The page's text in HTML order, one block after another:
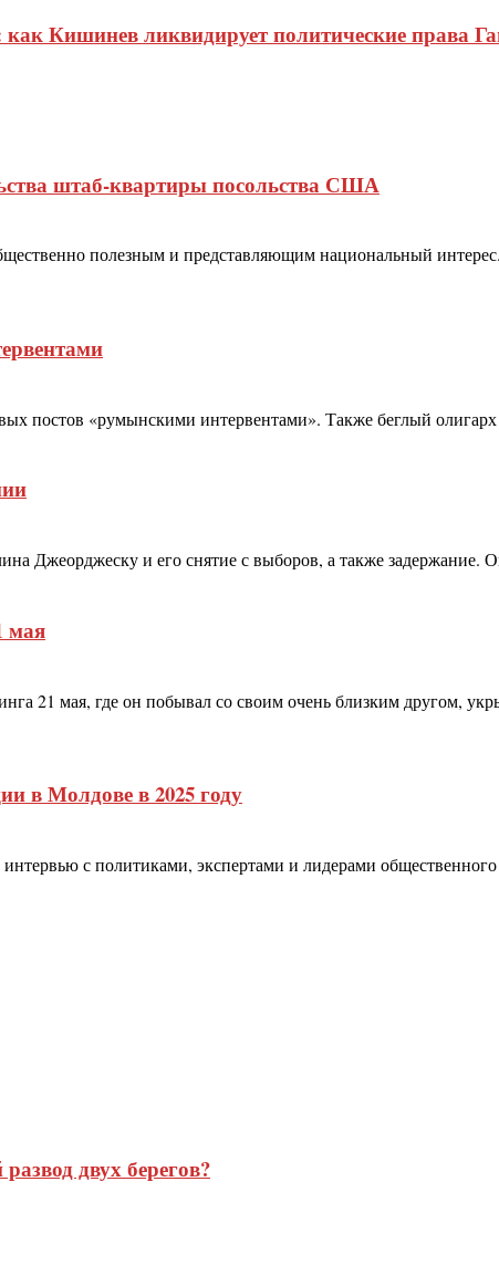
Кишинев ликвидирует политические права
штаб-квартиры посольства США
полезным и представляющим национальный
постов «румынскими интервентами». Также беглый
и его снятие с выборов, а также задержание.
мая
21 мая, где он побывал со своим очень близким другом,
в Молдове в 2025 году
с политиками, экспертами и лидерами
двух берегов?